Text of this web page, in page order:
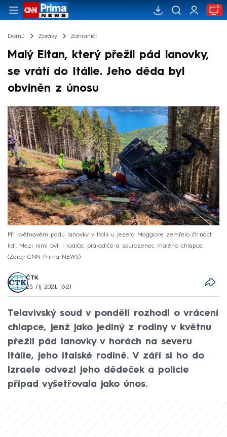
Domů Zprávy Zahraničí
Malý Eitan, který přežil pád lanovky,
se vrátí do Itálie. Jeho děda byl
obviněn z únosu
Při květnovém pádu lanovky v Itálii u jezera Maggiore zemřelo čtrnáct
lidí. Mezi nimi byli i rodiče, prarodiče a sourozenec malého chlapce.
Zdroj: CNN Prima NEWS
ČTK
25. říj 2021, 16:21
Telavivský soud v pondělí rozhodl o vrácení
chlapce, jenž jako jediný z rodiny v květnu
přežil pád lanovky v horách na severu
Itálie, jeho italské rodině. V září si ho do
Izraele odvezl jeho dědeček a policie
případ vyšetřovala jako únos.